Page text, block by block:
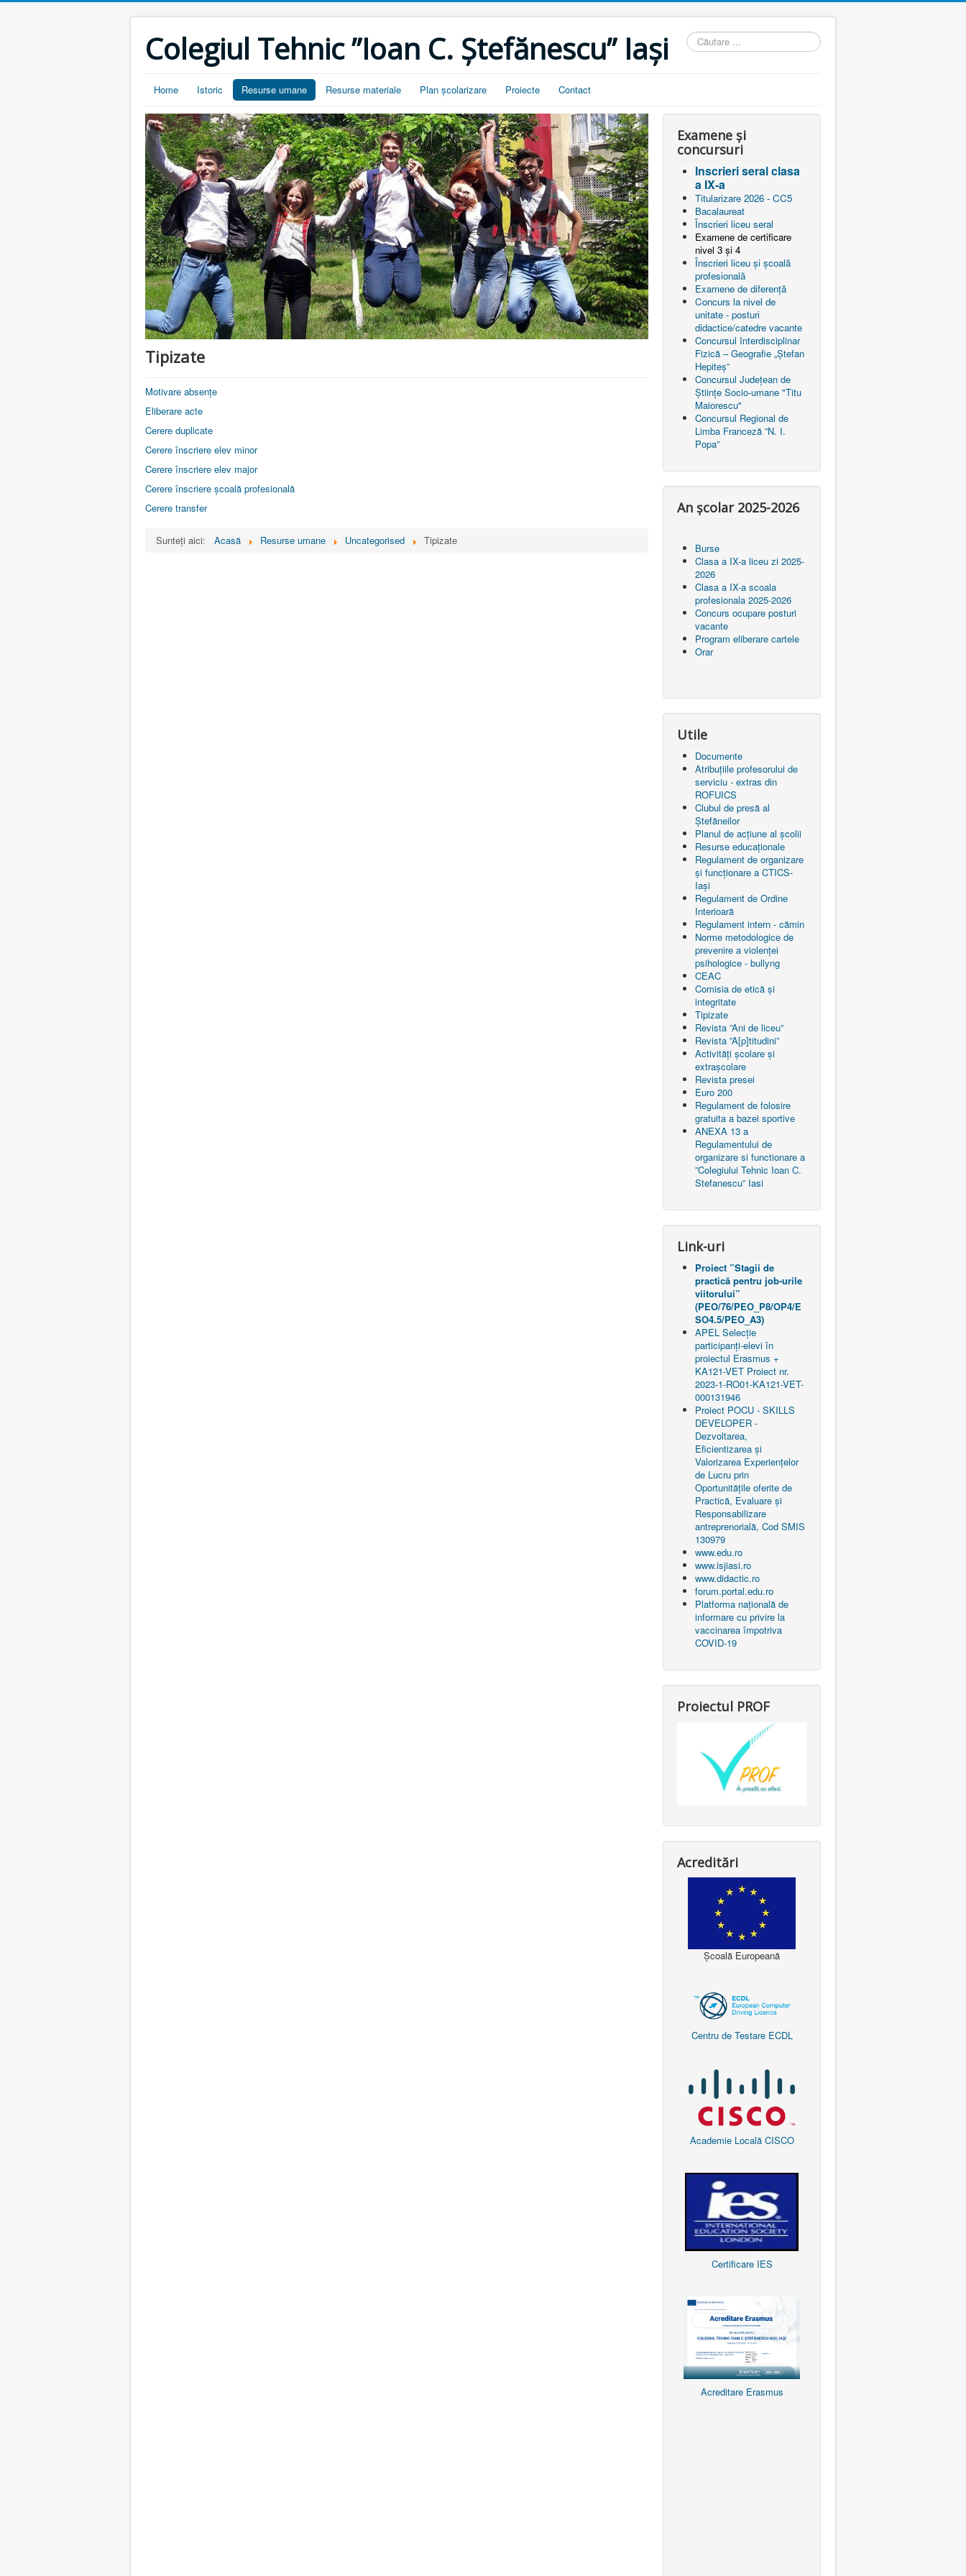
Colegiul Tehnic ”Ioan C. Ștefănescu” Iași
Căutare
...
Home Istoric Resurse umane Resurse materiale Plan școlarizare Proiecte Contact
Tipizate
Motivare absențe
Eliberare acte
Cerere duplicate
Cerere înscriere elev minor
Cerere înscriere elev major
Cerere înscriere școală profesională
Cerere transfer
Sunteți aici: Acasă Resurse umane Uncategorised Tipizate
Examene și
concursuri
Inscrieri seral clasa
a IX-a
Titularizare 2026 - CC5
Bacalaureat
Înscrieri liceu seral
Examene de certificare
nivel 3 și 4
Înscrieri liceu și școală
profesională
Examene de diferență
Concurs la nivel de
unitate - posturi
didactice/catedre vacante
Concursul Interdisciplinar
Fizică – Geografie „Ștefan
Hepiteș”
Concursul Județean de
Științe Socio-umane "Titu
Maiorescu"
Concursul Regional de
Limba Franceză ”N. I.
Popa”
An școlar 2025-2026
Burse
Clasa a IX-a liceu zi 2025-
2026
Clasa a IX-a scoala
profesionala 2025-2026
Concurs ocupare posturi
vacante
Program eliberare cartele
Orar
Utile
Documente
Atribuțiile profesorului de
serviciu - extras din
ROFUICS
Clubul de presă al
Ștefăneilor
Planul de acțiune al școlii
Resurse educaționale
Regulament de organizare
și funcționare a CTICS-
Iași
Regulament de Ordine
Interioară
Regulament intern - cămin
Norme metodologice de
prevenire a violenței
psihologice - bullyng
CEAC
Comisia de etică și
integritate
Tipizate
Revista ”Ani de liceu”
Revista ”A[p]titudini”
Activități școlare și
extrașcolare
Revista presei
Euro 200
Regulament de folosire
gratuita a bazei sportive
ANEXA 13 a
Regulamentului de
organizare si functionare a
”Colegiului Tehnic Ioan C.
Stefanescu” Iasi
Link-uri
Proiect ”Stagii de
practică pentru job-urile
viitorului”
(PEO/76/PEO_P8/OP4/E
SO4.5/PEO_A3)
APEL Selecție
participanți-elevi în
proiectul Erasmus +
KA121-VET Proiect nr.
2023-1-RO01-KA121-VET-
000131946
Proiect POCU - SKILLS
DEVELOPER -
Dezvoltarea,
Eficientizarea și
Valorizarea Experiențelor
de Lucru prin
Oportunitățile oferite de
Practică, Evaluare și
Responsabilizare
antreprenorială, Cod SMIS
130979
www.edu.ro
www.isjiasi.ro
www.didactic.ro
forum.portal.edu.ro
Platforma națională de
informare cu privire la
vaccinarea împotriva
COVID-19
Proiectul PROF
Acreditări
Școală Europeană
Centru de Testare ECDL
Academie Locală CISCO
Certificare IES
Acreditare Erasmus